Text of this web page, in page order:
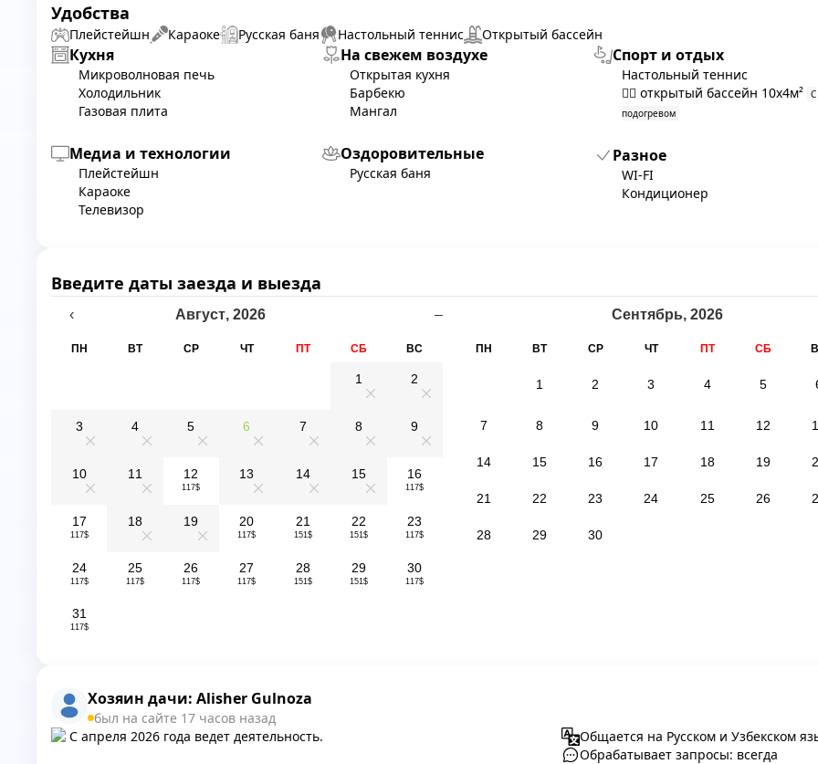
Удобства
Плейстейшн Караоке Русская баня Настольный теннис Открытый бассейн
Кухня
Микроволновая печь
Холодильник
Газовая плита
Медиа и технологии
Плейстейшн
Караоке
Телевизор
На свежем воздухе
Открытая кухня
Барбекю
Мангал
Оздоровительные
Русская баня
Спорт и отдых
Настольный теннис
🏊‍♂️ открытый бассейн 10x4м² С
подогревом
Разное
WI-FI
Кондиционер
Введите даты заезда и выезда
‹ Август,2026 – Сентябрь, 2026
ПН ВТ СР ЧТ ПТ СБ ВС
1 2
3 4 5 6 7 8 9
10 11 12
117$
13 14 15 16
117$
17
117$
18 19 20
117$
21
151$
22
151$
23
117$
24
117$
25
117$
26
117$
27
117$
28
151$
29
151$
30
117$
31
117$
ПН ВТ СР ЧТ ПТ СБ
1 2 3 4 5
7 8 9 10 11 12
14 15 16 17 18 19
21 22 23 24 25 26
28 29 30
Хозяин дачи: Alisher Gulnoza
был на сайте 17 часов назад
С апреля 2026 года ведет деятельность.
Общается на Русском и Узбекском
Обрабатывает запросы: всегда